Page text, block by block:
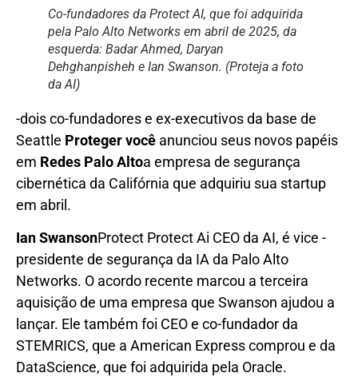
Co-fundadores da Protect AI, que foi adquirida
pela Palo Alto Networks em abril de 2025, da
esquerda: Badar Ahmed, Daryan
Dehghanpisheh e Ian Swanson. (Proteja a foto
da AI)
-dois co-fundadores e ex-executivos da base de
Seattle Proteger você anunciou seus novos papéis
em Redes Palo Altoa empresa de segurança
cibernética da Califórnia que adquiriu sua startup
em abril.
Ian SwansonProtect Protect Ai CEO da AI, é vice -
presidente de segurança da IA da Palo Alto
Networks. O acordo recente marcou a terceira
aquisição de uma empresa que Swanson ajudou a
lançar. Ele também foi CEO e co-fundador da
STEMRICS, que a American Express comprou e da
DataScience, que foi adquirida pela Oracle.